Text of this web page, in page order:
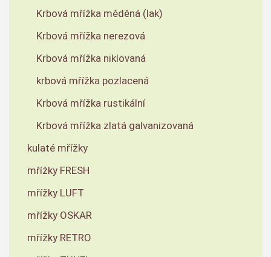
Krbová mřížka měděná (lak)
Krbová mřížka nerezová
Krbová mřížka niklovaná
krbová mřížka pozlacená
Krbová mřížka rustikální
Krbová mřížka zlatá galvanizovaná
kulaté mřížky
mřížky FRESH
mřížky LUFT
mřížky OSKAR
mřížky RETRO